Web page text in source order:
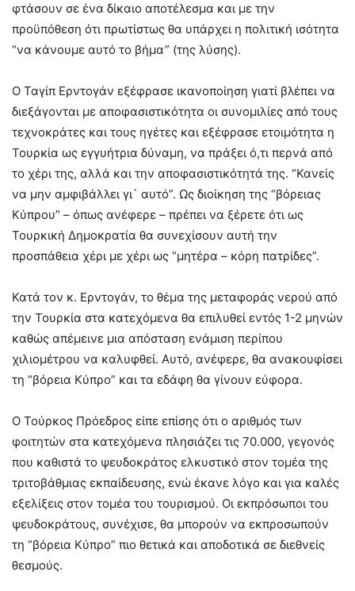
φτάσουν σε ένα δίκαιο αποτέλεσμα και με την
προϋπόθεση ότι πρωτίστως θα υπάρχει η πολιτική ισότητα
“να κάνουμε αυτό το βήμα” (της λύσης).
Ο Ταγίπ Ερντογάν εξέφρασε ικανοποίηση γιατί βλέπει να
διεξάγονται με αποφασιστικότητα οι συνομιλίες από τους
τεχνοκράτες και τους ηγέτες και εξέφρασε ετοιμότητα η
Τουρκία ως εγγυήτρια δύναμη, να πράξει ό,τι περνά από
το χέρι της, αλλά και την αποφασιστικότητά της. “Κανείς
να μην αμφιβάλλει γι` αυτό”. Ως διοίκηση της “βόρειας
Κύπρου” – όπως ανέφερε – πρέπει να ξέρετε ότι ως
Τουρκική Δημοκρατία θα συνεχίσουν αυτή την
προσπάθεια χέρι με χέρι ως “μητέρα – κόρη πατρίδες”.
Κατά τον κ. Ερντογάν, το θέμα της μεταφοράς νερού από
την Τουρκία στα κατεχόμενα θα επιλυθεί εντός 1-2 μηνών
καθώς απέμεινε μια απόσταση ενάμιση περίπου
χιλιομέτρου να καλυφθεί. Αυτό, ανέφερε, θα ανακουφίσει
τη “βόρεια Κύπρο” και τα εδάφη θα γίνουν εύφορα.
Ο Τούρκος Πρόεδρος είπε επίσης ότι ο αριθμός των
φοιτητών στα κατεχόμενα πλησιάζει τις 70.000, γεγονός
που καθιστά το ψευδοκράτος ελκυστικό στον τομέα της
τριτοβάθμιας εκπαίδευσης, ενώ έκανε λόγο και για καλές
εξελίξεις στον τομέα του τουρισμού. Οι εκπρόσωποι του
ψευδοκράτους, συνέχισε, θα μπορούν να εκπροσωπούν
τη “βόρεια Κύπρο” πιο θετικά και αποδοτικά σε διεθνείς
θεσμούς.